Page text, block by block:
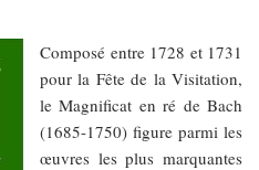
Composé entre 1728 et 1731
pour la Fête de la Visitation,
le Magnificat en ré de Bach
(1685-1750) figure parmi les
œuvres les plus marquantes